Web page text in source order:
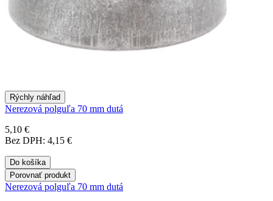
Rýchly náhľad
Nerezová polguľa 70 mm dutá
5,10 €
Bez DPH: 4,15 €
Do košíka
Porovnať produkt
Nerezová polguľa 70 mm dutá